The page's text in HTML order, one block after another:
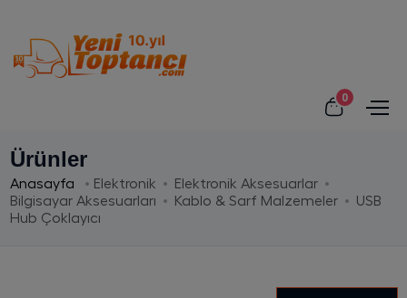
0
Ürünler
Anasayfa Elektronik
Elektronik Aksesuarlar
Bilgisayar Aksesuarları
Kablo & Sarf Malzemeler
USB
Hub Çoklayıcı